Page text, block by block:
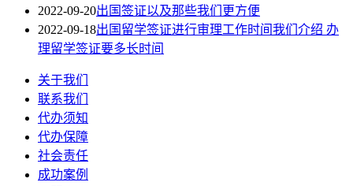
2022-09-20出国签证以及那些我们更方便
2022-09-18出国留学签证进行审理工作时间我们介绍 办
理留学签证要多长时间
关于我们
联系我们
代办须知
代办保障
社会责任
成功案例